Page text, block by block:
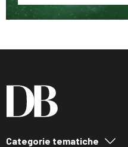
Categorie tematiche